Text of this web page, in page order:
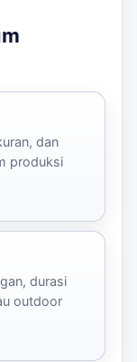
dan
produksi
durasi
outdoor